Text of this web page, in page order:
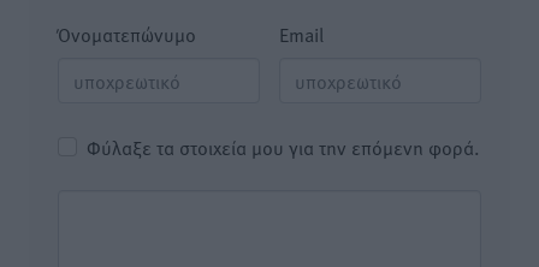
Όνοματεπώνυμο Email
Φύλαξε τα στοιχεία μου για την επόμενη φορά.